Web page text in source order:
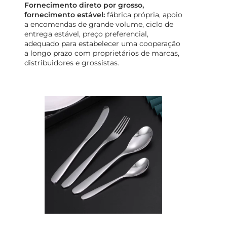
Fornecimento direto por grosso,
fornecimento estável: fábrica própria, apoio
a encomendas de grande volume, ciclo de
entrega estável, preço preferencial,
adequado para estabelecer uma cooperação
a longo prazo com proprietários de marcas,
distribuidores e grossistas.